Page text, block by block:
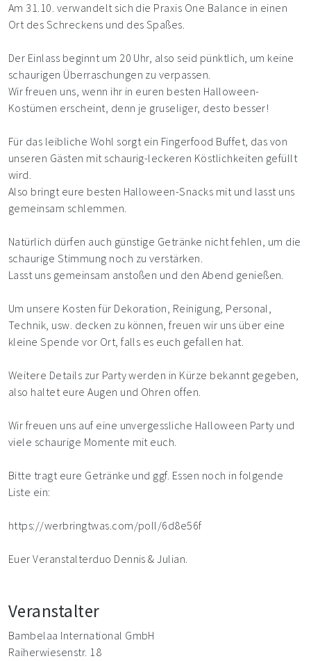
Am 31.10. verwandelt sich die Praxis One Balance in einen
Ort des Schreckens und des Spaßes.
Der Einlass beginnt um 20 Uhr, also seid pünktlich, um keine
schaurigen Überraschungen zu verpassen.
Wir freuen uns, wenn ihr in euren besten Halloween-
Kostümen erscheint, denn je gruseliger, desto besser!
Für das leibliche Wohl sorgt ein Fingerfood Buffet, das von
unseren Gästen mit schaurig-leckeren Köstlichkeiten gefüllt
wird.
Also bringt eure besten Halloween-Snacks mit und lasst uns
gemeinsam schlemmen.
Natürlich dürfen auch günstige Getränke nicht fehlen, um die
schaurige Stimmung noch zu verstärken.
Lasst uns gemeinsam anstoßen und den Abend genießen.
Um unsere Kosten für Dekoration, Reinigung, Personal,
Technik, usw. decken zu können, freuen wir uns über eine
kleine Spende vor Ort, falls es euch gefallen hat.
Weitere Details zur Party werden in Kürze bekannt gegeben,
also haltet eure Augen und Ohren offen.
Wir freuen uns auf eine unvergessliche Halloween Party und
viele schaurige Momente mit euch.
Bitte tragt eure Getränke und ggf. Essen noch in folgende
Liste ein:
https://werbringtwas.com/poll/6d8e56f
Euer Veranstalterduo Dennis & Julian.
Veranstalter
Bambelaa International GmbH
Raiherwiesenstr. 18